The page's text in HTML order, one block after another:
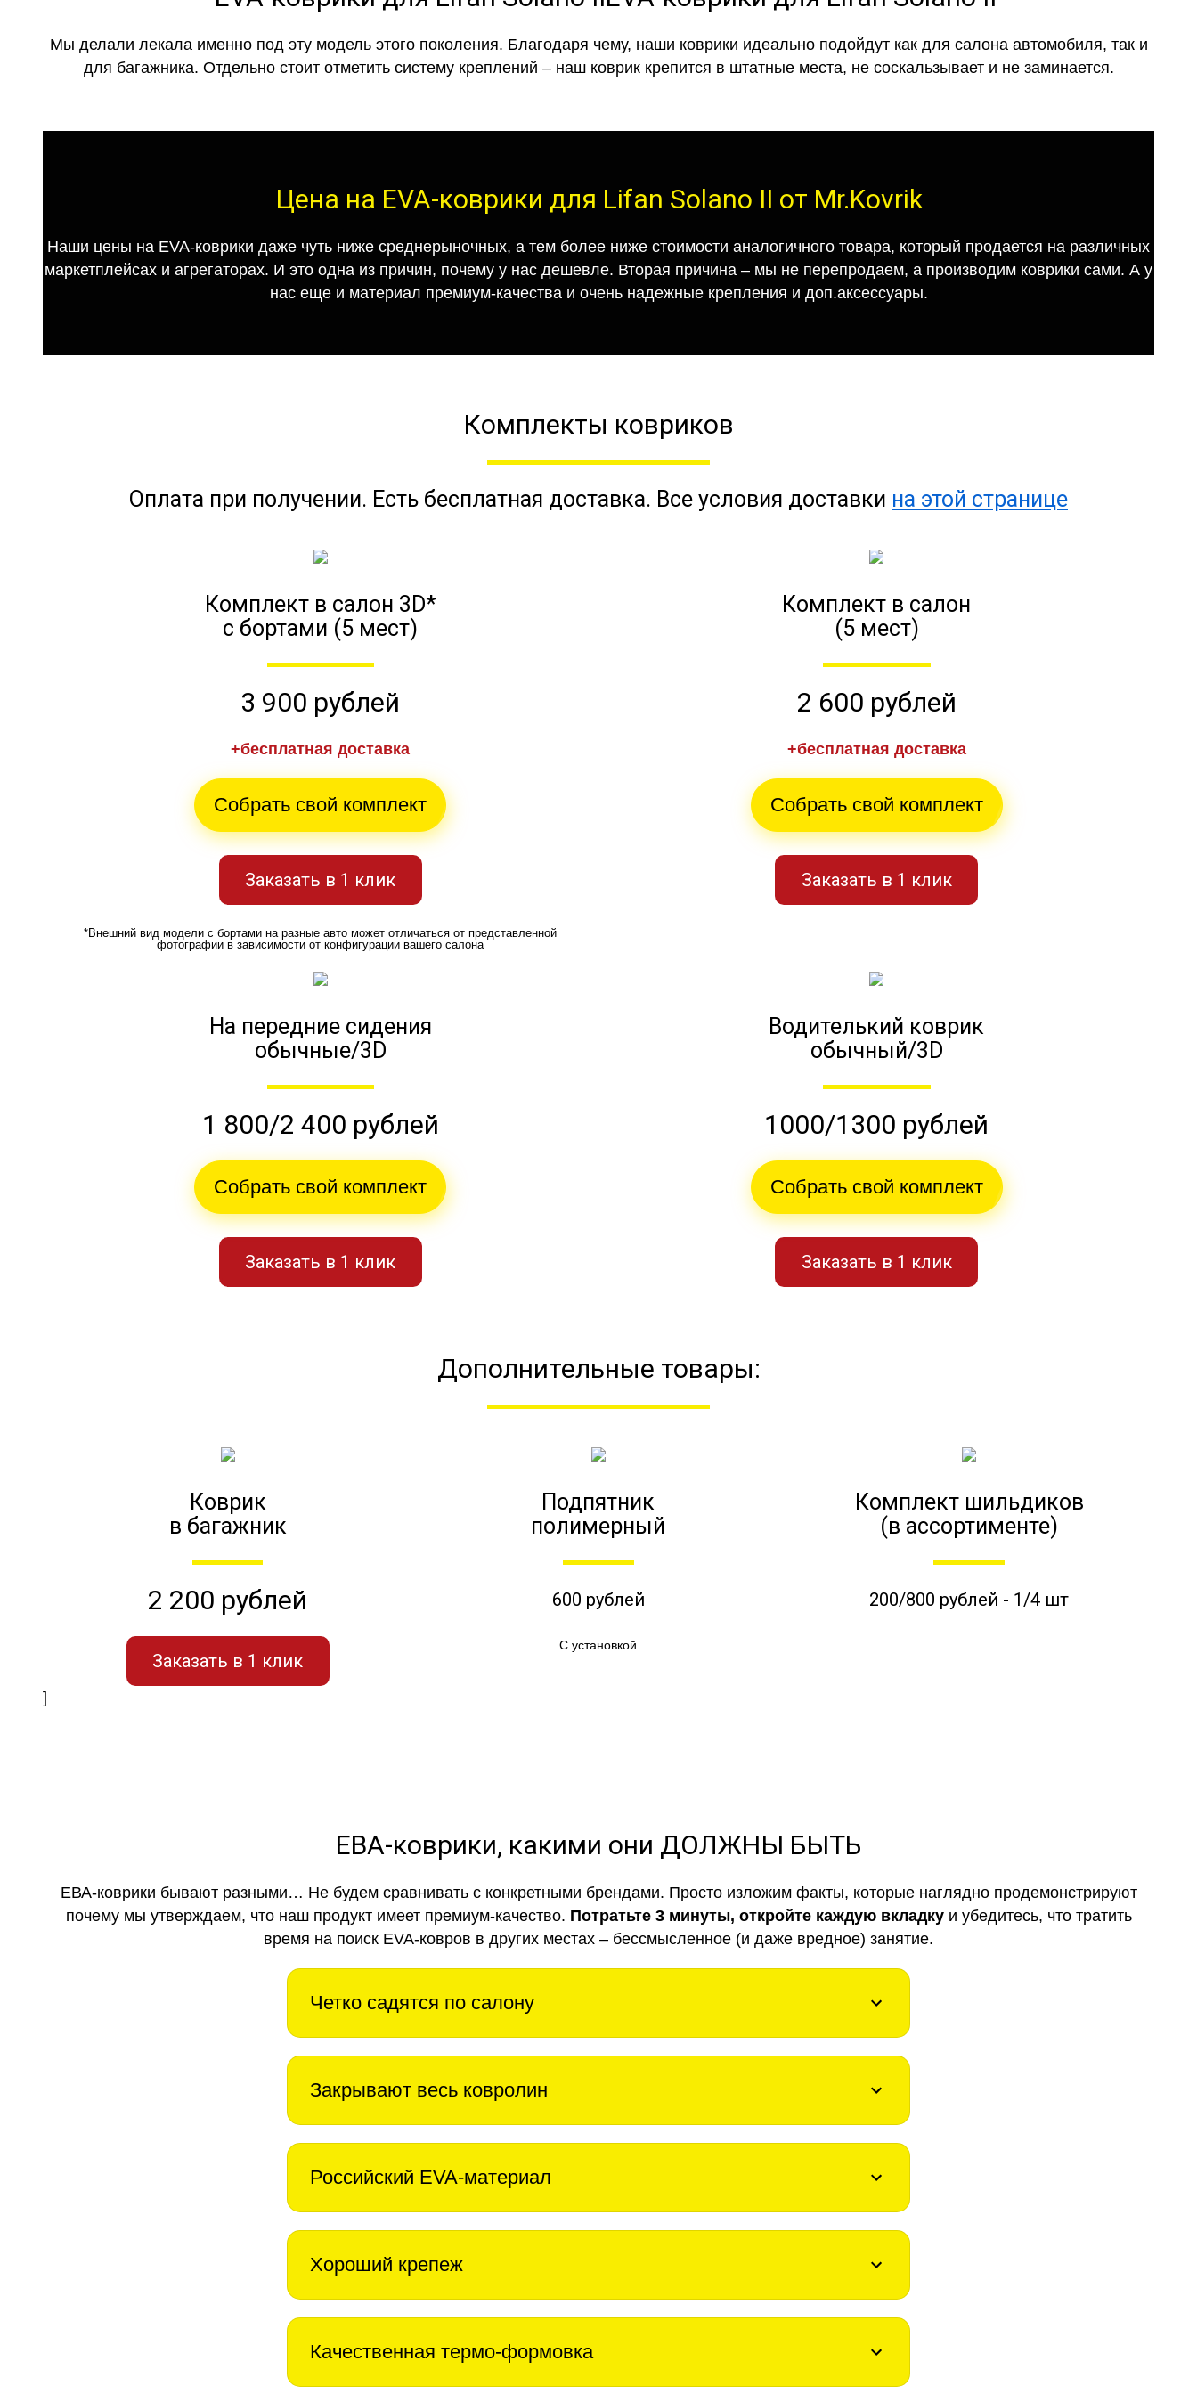
Мы делали лекала именно под эту модель этого поколения. Благодаря чему, наши коврики идеально подойдут как для салона автомобиля, так и
для багажника. Отдельно стоит отметить систему креплений – наш коврик крепится в штатные места, не соскальзывает и не заминается.
Цена на EVA-коврики для Lifan Solano II от Mr.Kovrik
Наши цены на EVA-коврики даже чуть ниже среднерыночных, а тем более ниже стоимости аналогичного товара, который продается на различных
маркетплейсах и агрегаторах. И это одна из причин, почему у нас дешевле. Вторая причина – мы не перепродаем, а производим коврики сами. А у
нас еще и материал премиум-качества и очень надежные крепления и доп.аксессуары.
Комплекты ковриков
Оплата при получении. Есть бесплатная доставка. Все условия доставки на этой странице
Комплект в салон 3D*
с бортами (5 мест)
3 900 рублей
+бесплатная доставка
Собрать свой комплект
Заказать в 1 клик
*Внешний вид модели с бортами на разные авто может отличаться от представленной
фотографии в зависимости от конфигурации вашего салона
Комплект в салон
(5 мест)
2 600 рублей
+бесплатная доставка
Собрать свой комплект
Заказать в 1 клик
На передние сидения
обычные/3D
1 800/2 400 рублей
Собрать свой комплект
Заказать в 1 клик
Водителький коврик
обычный/3D
1000/1300 рублей
Собрать свой комплект
Заказать в 1 клик
Дополнительные товары:
Коврик
в багажник
2 200 рублей
Заказать в 1 клик
Подпятник
полимерный
600 рублей
С установкой
Комплект шильдиков
(в ассортименте)
200/800 рублей - 1/4 шт
]
ЕВА-коврики, какими они ДОЛЖНЫ БЫТЬ
ЕВА-коврики бывают разными… Не будем сравнивать с конкретными брендами. Просто изложим факты, которые наглядно продемонстрируют
почему мы утверждаем, что наш продукт имеет премиум-качество. Потратьте 3 минуты, откройте каждую вкладкуи убедитесь, что тратить
время на поиск EVA-ковров в других местах – бессмысленное (и даже вредное) занятие.
Четко садятся по салону
Закрывают весь ковролин
Российский EVA-материал
Хороший крепеж
Качественная термо-формовка